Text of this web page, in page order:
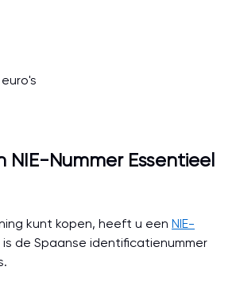
NIE-Nummer Essentieel
kunt kopen, heeft u een NIE-
de Spaanse identificatienummer